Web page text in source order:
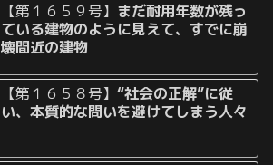
【第１６５９号】 まだ耐用年数が残っ
ている建物のように見えて、すでに崩
壊間近の建物
【第１６５８号】“社会の正解”に従
い、本質的な問いを避けてしまう人々